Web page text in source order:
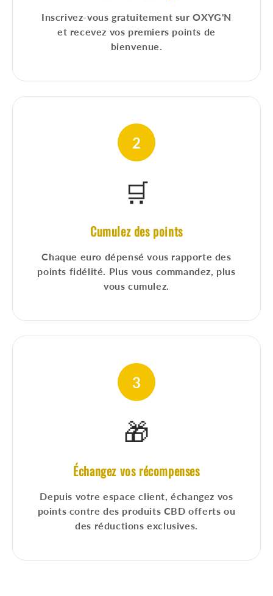
Inscrivez-vous gratuitement sur OXYG'N
et recevez vos premiers points de
bienvenue.
2
🛒
Cumulez des points
Chaque euro dépensé vous rapporte des
points fidélité. Plus vous commandez, plus
vous cumulez.
3
🎁
Échangez vos récompenses
Depuis votre espace client, échangez vos
points contre des produits CBD offerts ou
des réductions exclusives.